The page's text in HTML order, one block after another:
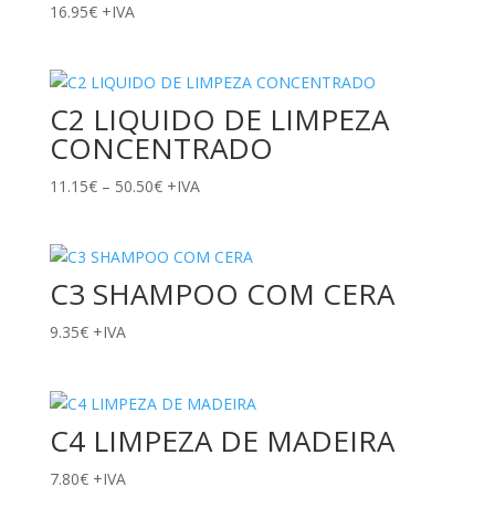
16.95€ +IVA
C2 LIQUIDO DE LIMPEZA
CONCENTRADO
11.15€ – 50.50€Price
through
50.50€
+IVA
C3 SHAMPOO COM CERA
9.35€ +IVA
C4 LIMPEZA DE MADEIRA
7.80€ +IVA